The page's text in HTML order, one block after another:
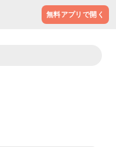
無料アプリで開く